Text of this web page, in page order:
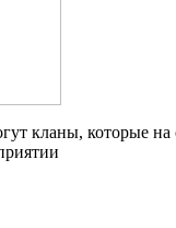
кланы, которые